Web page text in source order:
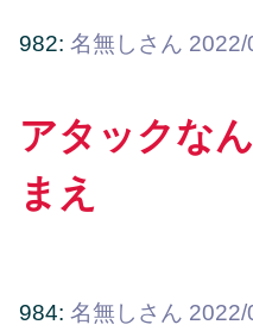
982: 名無しさん 2022/
アタックな
まえ
984: 名無しさん 2022/